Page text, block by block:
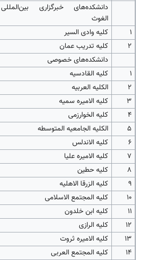
دانشکده‌های خبرگزاری بین‌المللی
الغوث
1
کلیه وادی السیر
2
کلیه تدریب عمان
دانشکده‌های خصوصی
1
کلیه القادسیه
2
الکلیه العربیه
3
کلیه الامیره سمیه
4
کلیه الخوارزمی
5
الکلیه الجامعیه المتوسطه
6
کلیه الاندلس
7
کلیه الامیره علیا
8
کلیه حطین
9
کلیه الزرقا الاهلیه
10
کلیه المجتمع الاسلامی
11
کلیه ابن خلدون
12
کلیه الرازی
13
کلیه الامیره ثروت
14
کلیه المجتمع العربی